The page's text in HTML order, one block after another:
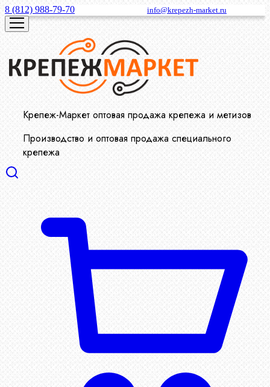
8 (812) 988-79-70 info@krepezh-market.ru
Крепеж-Маркет оптовая продажа крепежа и метизов
Производство и оптовая продажа специального
крепежа